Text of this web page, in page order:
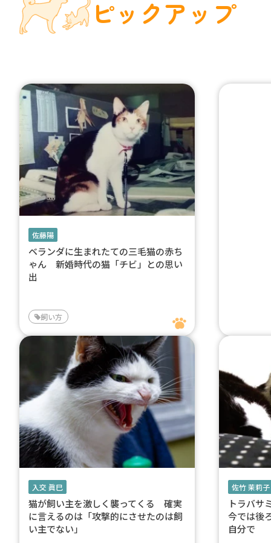
ピックアップ
佐藤陽
ベランダに生まれたての三毛猫の赤ち
ゃん 新婚時代の猫「チビ」との思い
出
飼い方
入交 眞巳
猫が飼い主を激しく襲ってくる 確実
に言えるのは「攻撃的にさせたのは飼
い主でない」
佐竹 茉莉子
トラバサ
今では後
自分で